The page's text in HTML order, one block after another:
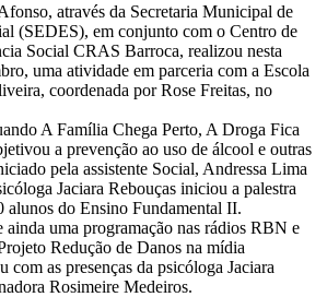
através da Secretaria Municipal de
(SEDES), em conjunto com o Centro de
Social CRAS Barroca, realizou nesta
uma atividade em parceria com a Escola
coordenada por Rose Freitas, no
A Família Chega Perto, A Droga Fica
a prevenção ao uso de álcool e outras
pela assistente Social, Andressa Lima
Jaciara Rebouças iniciou a palestra
alunos do Ensino Fundamental II.
ainda uma programação nas rádios RBN e
Redução de Danos na mídia
com as presenças da psicóloga Jaciara
Rosimeire Medeiros.